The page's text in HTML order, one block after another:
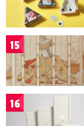
15
16